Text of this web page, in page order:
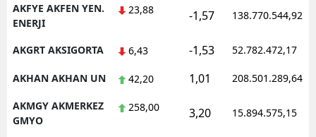
Nevşehir
Niğde
Ordu
AKFYE AKFEN YEN.
ENERJI
23,88 -1,57 138.770.544,92
AKGRT AKSIGORTA 6,43 -1,53 52.782.472,17
AKHAN AKHAN UN 42,20 1,01 208.501.289,64
AKMGY AKMERKEZ
GMYO
258,00 3,20 15.894.575,15